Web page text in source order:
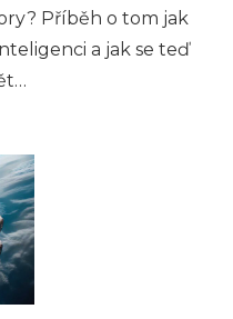
Příběh o tom jak
a jak se teď